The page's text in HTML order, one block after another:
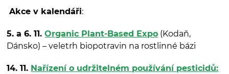
Akce v kalendáři:
5. a 6. 11.Organic Plant-Based Expo (Kodaň,
Dánsko) – veletrh biopotravin na rostlinné bázi
14. 11. Nařízení o udržitelném používání pesticidů: